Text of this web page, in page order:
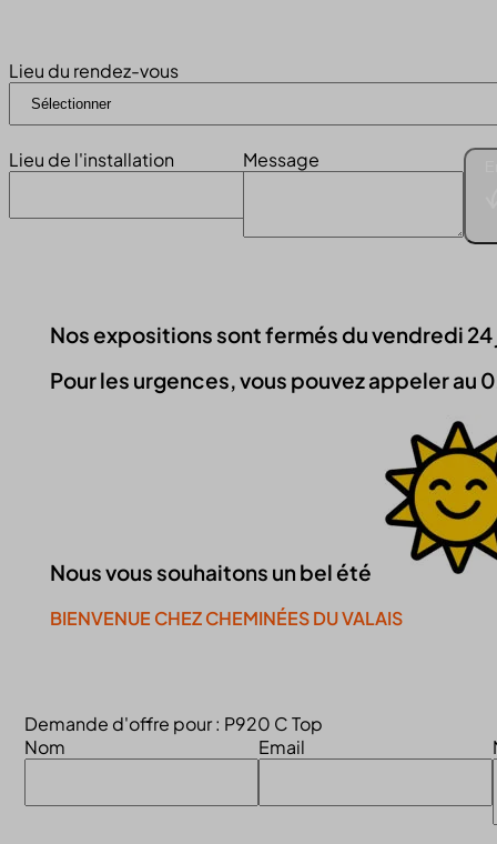
Lieu du rendez-vous
Lieu de l'installation Message
Nos expositions sont fermés du vendredi 24
Pour les urgences, vous pouvez appeler au
Nous vous souhaitons un bel été
BIENVENUE CHEZ CHEMINÉES DU VALAIS
Demande d'offre pour : P920 C Top
Nom
Email